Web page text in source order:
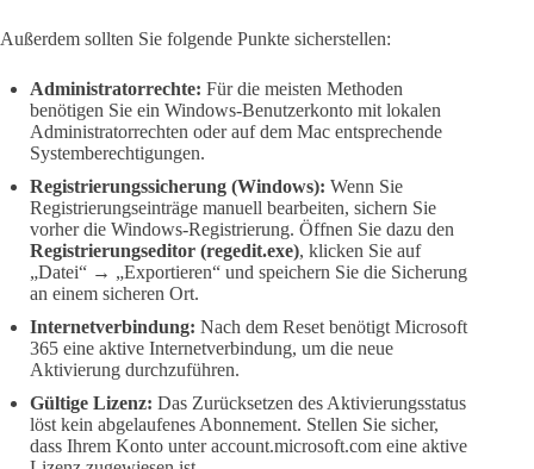
Außerdem sollten Sie folgende Punkte sicherstellen:
Administratorrechte: Für die meisten Methoden
benötigen Sie ein Windows-Benutzerkonto mit lokalen
Administratorrechten oder auf dem Mac entsprechende
Systemberechtigungen.
Registrierungssicherung (Windows): Wenn Sie
Registrierungseinträge manuell bearbeiten, sichern Sie
vorher die Windows-Registrierung. Öffnen Sie dazu den
Registrierungseditor (regedit.exe), klicken Sie auf
„Datei“ → „Exportieren“ und speichern Sie die Sicherung
an einem sicheren Ort.
Internetverbindung: Nach dem Reset benötigt Microsoft
365 eine aktive Internetverbindung, um die neue
Aktivierung durchzuführen.
Gültige Lizenz: Das Zurücksetzen des Aktivierungsstatus
löst kein abgelaufenes Abonnement. Stellen Sie sicher,
dass Ihrem Konto unter account.microsoft.com eine aktive